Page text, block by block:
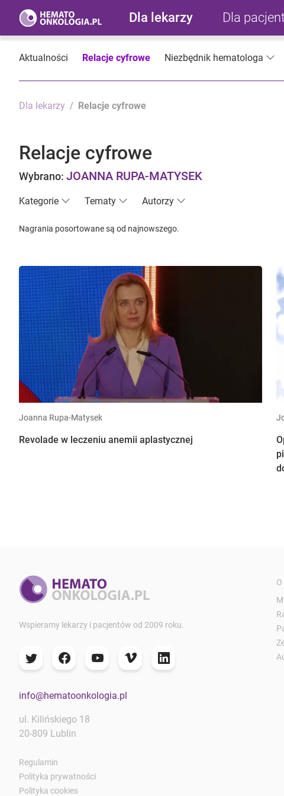
Dla lekarzy Dla
Aktualności Relacje cyfrowe Niezbędnik hematologa
Dla lekarzy Relacje cyfrowe
Relacje cyfrowe
Wybrano: JOANNA RUPA-MATYSEK
Kategorie Tematy Autorzy
Nagrania posortowane są od najnowszego.
Joanna Rupa-Matysek
Revolade w leczeniu anemii aplastycznej
Wspieramy lekarzy i pacjentów od 2009 roku.
info@hematoonkologia.pl
ul. Kilińskiego 18
20-809 Lublin
Regulamin
Polityka prywatności
Polityka cookies